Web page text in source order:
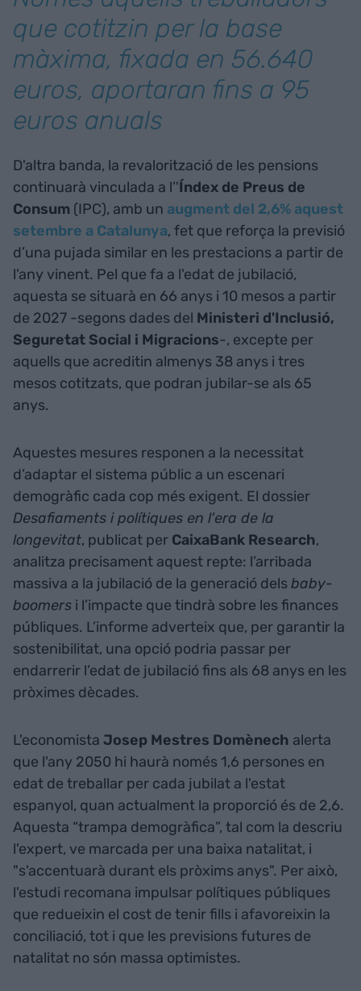
que cotitzin per la base
màxima, fixada en 56.640
euros, aportaran fins a 95
euros anuals
D'altra banda, la revalorització de les pensions
continuarà vinculada a l’'Índex de Preus de
Consum (IPC), amb un augment del 2,6% aquest
setembre a Catalunya, fet que reforça la previsió
d’una pujada similar en les prestacions a partir de
l'any vinent. Pel que fa a l'edat de jubilació,
aquesta se situarà en 66 anys i 10 mesos a partir
de 2027 -segons dades del Ministeri d'Inclusió,
Seguretat Social i Migracions-, excepte per
aquells que acreditin almenys 38 anys i tres
mesos cotitzats, que podran jubilar-se als 65
anys.
Aquestes mesures responen a la necessitat
d’adaptar el sistema públic a un escenari
demogràfic cada cop més exigent. El dossier
Desafiaments i polítiques en l'era de la
longevitat, publicat per CaixaBank Research,
analitza precisament aquest repte: l’arribada
massiva a la jubilació de la generació delsbaby-
boomers i l’impacte que tindrà sobre les finances
públiques. L’informe adverteix que, per garantir la
sostenibilitat, una opció podria passar per
endarrerir l’edat de jubilació fins als 68 anys en les
pròximes dècades.
L'economista Josep Mestres Domènech alerta
que l'any 2050 hi haurà només 1,6 persones en
edat de treballar per cada jubilat a l'estat
espanyol, quan actualment la proporció és de 2,6.
Aquesta “trampa demogràfica”, tal com la descriu
l'expert, ve marcada per una baixa natalitat, i
"s'accentuarà durant els pròxims anys". Per això,
l'estudi recomana impulsar polítiques públiques
que redueixin el cost de tenir fills i afavoreixin la
conciliació, tot i que les previsions futures de
natalitat no són massa optimistes.